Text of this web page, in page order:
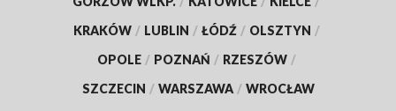
KRAKÓW / LUBLIN / ŁÓDŹ / OLSZTYN /
OPOLE / POZNAŃ / RZESZÓW /
SZCZECIN / WARSZAWA / WROCŁAW